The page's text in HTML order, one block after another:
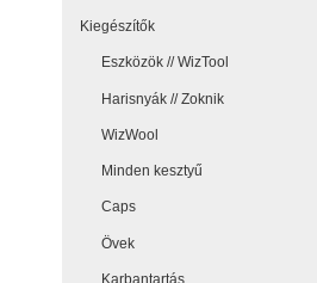
Kiegészítők
Eszközök // WizTool
Harisnyák // Zoknik
WizWool
Minden kesztyű
Caps
Övek
Karbantartás